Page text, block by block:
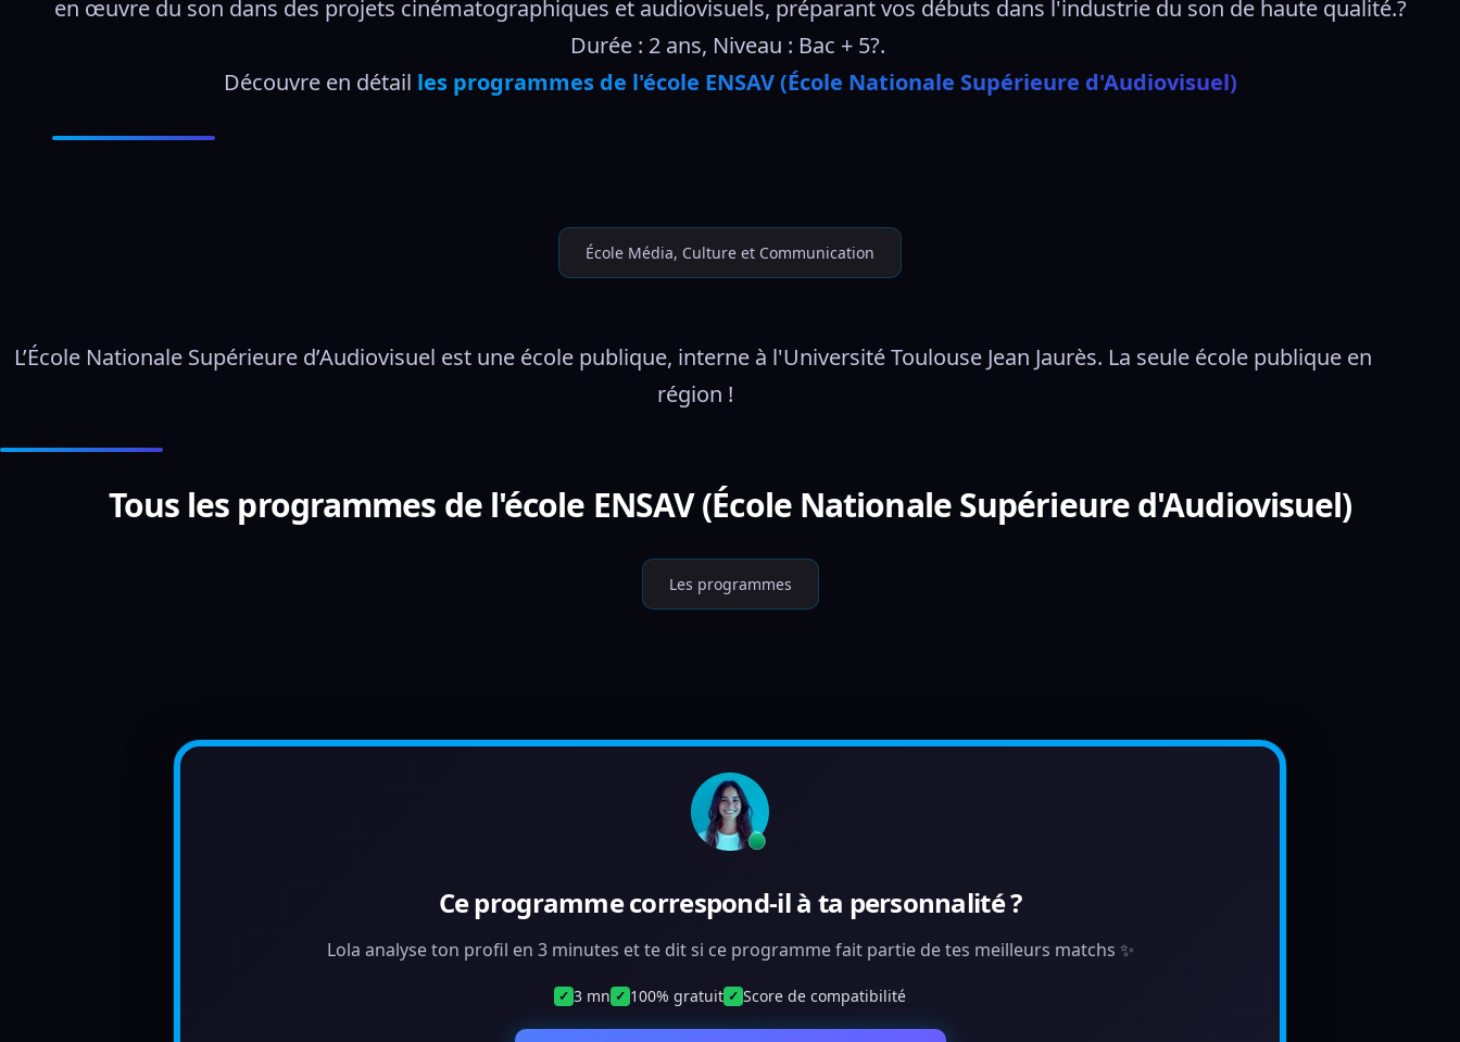
en œuvre du son dans des projets cinématographiques et audiovisuels, préparant vos débuts dans l'industrie du son de haute qualité.?
Durée : 2 ans, Niveau : Bac + 5?.
Découvre en détail les programmes de l'école ENSAV (École Nationale Supérieure d'Audiovisuel)
École Média, Culture et Communication
L’École Nationale Supérieure d’Audiovisuel est une école publique, interne à l'Université Toulouse Jean Jaurès. La seule école publique en
région !
Tous les programmes de l'école ENSAV (École Nationale Supérieure d'Audiovisuel)
Les programmes
Ce programme correspond-il à ta personnalité ?
Lola analyse ton profil en 3 minutes et te dit si ce programme fait partie de tes meilleurs matchs ✨
✓ 3 mn ✓ 100% gratuit ✓ Score de compatibilité